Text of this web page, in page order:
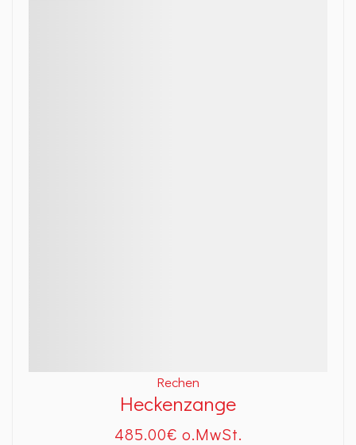
Rechen
Heckenzange
485.00€